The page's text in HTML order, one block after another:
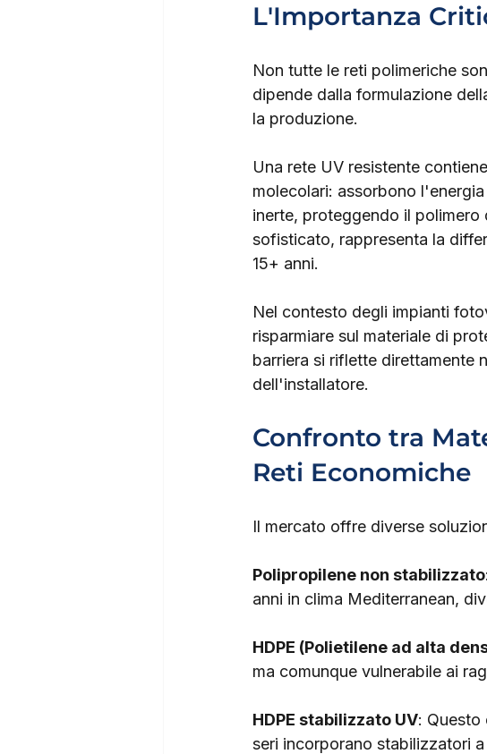
L'Importanza
Non tutte le reti polimeriche
dipende dalla formulazione
la produzione.
Una rete UV resistente
molecolari: assorbono
inerte, proteggendo il
sofisticato, rappresenta la
15+ anni.
Nel contesto degli impianti
risparmiare sul materiale di
barriera si riflette direttamente
dell'installatore.
Confronto tra
Reti Economiche
Il mercato offre diverse
Polipropilene non stabilizzato
anni in clima Mediterranean,
HDPE (Polietilene ad alta
ma comunque vulnerabile ai
HDPE stabilizzato UV: Questo
seri incorporano stabilizzatori